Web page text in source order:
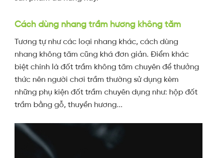
Cách dùng nhang trầm hương không tăm
Tương tự như các loại nhang khác, cách dùng
nhang không tăm cũng khá đơn giản. Điểm khác
biệt chính là đốt trầm không tăm chuyên để thưởng
thức nên người chơi trầm thường sử dụng kèm
những phụ kiện đốt trầm chuyên dụng như: hộp đốt
trầm bằng gỗ, thuyền hương...